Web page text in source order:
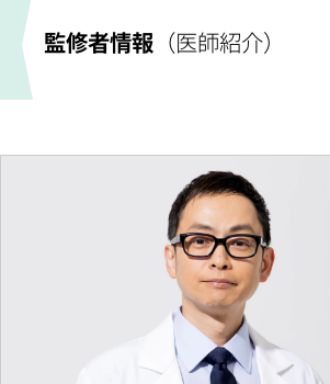
監修者情報 （医師紹介）